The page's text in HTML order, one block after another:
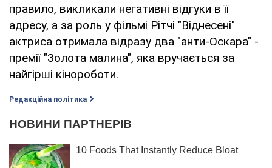
правило, викликали негативні відгуки в її
адресу, а за роль у фільмі Рітчі "Віднесені"
актриса отримала відразу два "анти-Оскара" -
премії "Золота малина", яка вручається за
найгірші кінороботи.
Редакційна політика